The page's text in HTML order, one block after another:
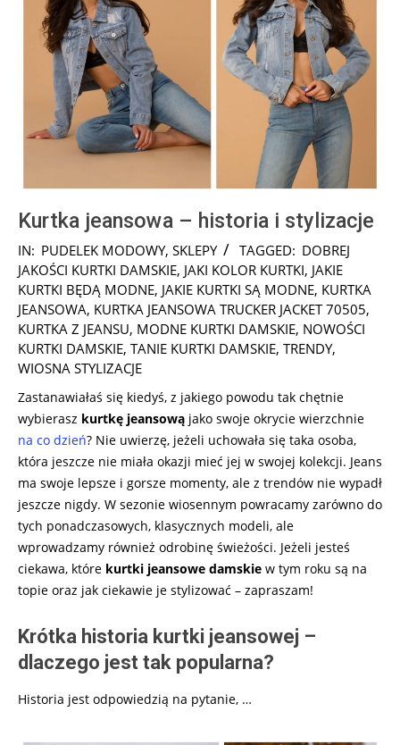
Kurtka jeansowa – historia i stylizacje
2025-
03-
17
IN: PUDELEK MODOWY, SKLEPY TAGGED: DOBREJ
JAKOŚCI KURTKI DAMSKIE, JAKI KOLOR KURTKI, JAKIE
KURTKI BĘDĄ MODNE, JAKIE KURTKI SĄ MODNE, KURTKA
JEANSOWA, KURTKA JEANSOWA TRUCKER JACKET 70505,
KURTKA Z JEANSU, MODNE KURTKI DAMSKIE, NOWOŚCI
KURTKI DAMSKIE, TANIE KURTKI DAMSKIE, TRENDY,
WIOSNA STYLIZACJE
Zastanawiałaś się kiedyś, z jakiego powodu tak chętnie
wybierasz kurtkę jeansową jako swoje okrycie wierzchnie
na co dzień? Nie uwierzę, jeżeli uchowała się taka osoba,
która jeszcze nie miała okazji mieć jej w swojej kolekcji. Jeans
ma swoje lepsze i gorsze momenty, ale z trendów nie wypadł
jeszcze nigdy. W sezonie wiosennym powracamy zarówno do
tych ponadczasowych, klasycznych modeli, ale
wprowadzamy również odrobinę świeżości. Jeżeli jesteś
ciekawa, które kurtki jeansowe damskie w tym roku są na
topie oraz jak ciekawie je stylizować – zapraszam!
Krótka historia kurtki jeansowej –
dlaczego jest tak popularna?
Historia jest odpowiedzią na pytanie, …